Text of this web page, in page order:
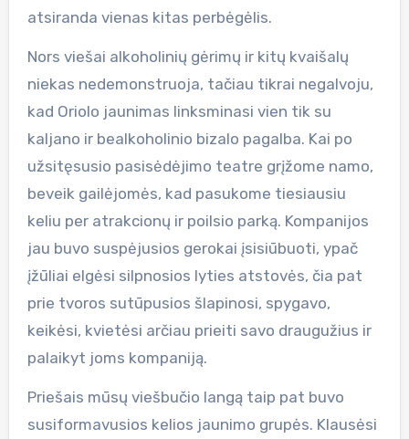
atsiranda vienas kitas perbėgėlis.
Nors viešai alkoholinių gėrimų ir kitų kvaišalų
niekas nedemonstruoja, tačiau tikrai negalvoju,
kad Oriolo jaunimas linksminasi vien tik su
kaljano ir bealkoholinio bizalo pagalba. Kai po
užsitęsusio pasisėdėjimo teatre grįžome namo,
beveik gailėjomės, kad pasukome tiesiausiu
keliu per atrakcionų ir poilsio parką. Kompanijos
jau buvo suspėjusios gerokai įsisiūbuoti, ypač
įžūliai elgėsi silpnosios lyties atstovės, čia pat
prie tvoros sutūpusios šlapinosi, spygavo,
keikėsi, kvietėsi arčiau prieiti savo draugužius ir
palaikyt joms kompaniją.
Priešais mūsų viešbučio langą taip pat buvo
susiformavusios kelios jaunimo grupės. Klausėsi